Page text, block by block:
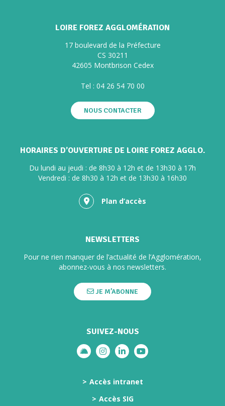
LOIRE FOREZ AGGLOMÉRATION
17 boulevard de la Préfecture
CS 30211
42605 Montbrison Cedex
Tel : 04 26 54 70 00
NOUS CONTACTER
HORAIRES D’OUVERTURE DE LOIRE FOREZ AGGLO.
Du lundi au jeudi : de 8h30 à 12h et de 13h30 à 17h
Vendredi : de 8h30 à 12h et de 13h30 à 16h30
Plan d’accès
NEWSLETTERS
Pour ne rien manquer de l’actualité de l’Agglomération,
abonnez-vous à nos newsletters.
JE M’ABONNE
SUIVEZ-NOUS
Lien vers le compte illiwap
Lien vers le compte Instagram
Lien vers le compte
Lien vers la chaîne
Accès intranet
Accès SIG